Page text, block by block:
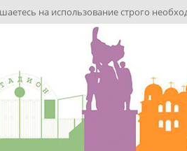
на использование строго